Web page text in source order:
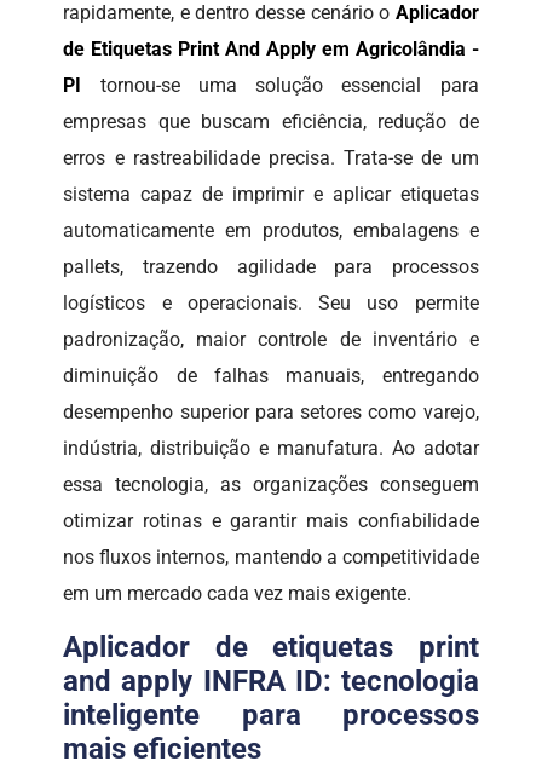
rapidamente, e dentro desse cenário o Aplicador
de Etiquetas Print And Apply em Agricolândia -
PI tornou-se uma solução essencial para
empresas que buscam eficiência, redução de
erros e rastreabilidade precisa. Trata-se de um
sistema capaz de imprimir e aplicar etiquetas
automaticamente em produtos, embalagens e
pallets, trazendo agilidade para processos
logísticos e operacionais. Seu uso permite
padronização, maior controle de inventário e
diminuição de falhas manuais, entregando
desempenho superior para setores como varejo,
indústria, distribuição e manufatura. Ao adotar
essa tecnologia, as organizações conseguem
otimizar rotinas e garantir mais confiabilidade
nos fluxos internos, mantendo a competitividade
em um mercado cada vez mais exigente.
Aplicador de etiquetas print
and apply INFRA ID: tecnologia
inteligente para processos
mais eficientes